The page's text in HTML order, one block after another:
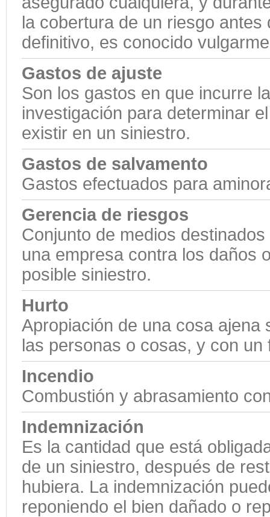
la cobertura de un riesgo
definitivo, es conocido
Gastos de ajuste
Son los gastos en que incurre
investigación para determinar
existir en un siniestro.
Gastos de salvamento
Gastos efectuados para
Gerencia de riesgos
Conjunto de medios
una empresa contra los daños
posible siniestro.
Hurto
Apropiación de una cosa ajena
las personas o cosas, y con
Incendio
Combustión y abrasamiento
Indemnización
Es la cantidad que está
de un siniestro, después de
hubiera. La indemnización
reponiendo el bien dañado o